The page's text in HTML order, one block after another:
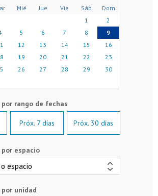
Mié Jue Vie Sáb
Dom
1
2
5 6 7 8
9
12 13 14 15
16
19 20 21 22
23
26 27 28 29
30
Próx. 7 días Próx. 30 días
por espacio
por unidad